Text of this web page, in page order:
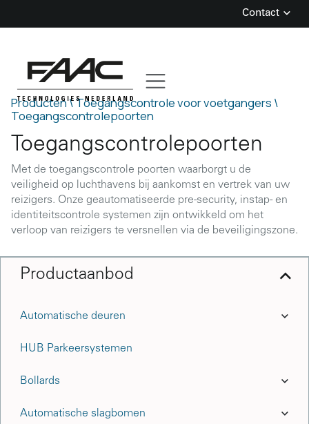
Contact
Producten \Toegangscontrole voor voetgangers \
Toegangscontrolepoorten
Toegangscontrolepoorten
Met de toegangscontrole poorten waarborgt u de
veiligheid op luchthavens bij aankomst en vertrek van uw
reizigers. Onze geautomatiseerde pre-security, instap- en
identiteitscontrole systemen zijn ontwikkeld om het
verloop van reizigers te versnellen via de beveiligingszone.
Productaanbod
Automatische deuren
HUB Parkeersystemen
Bollards
Automatische slagbomen